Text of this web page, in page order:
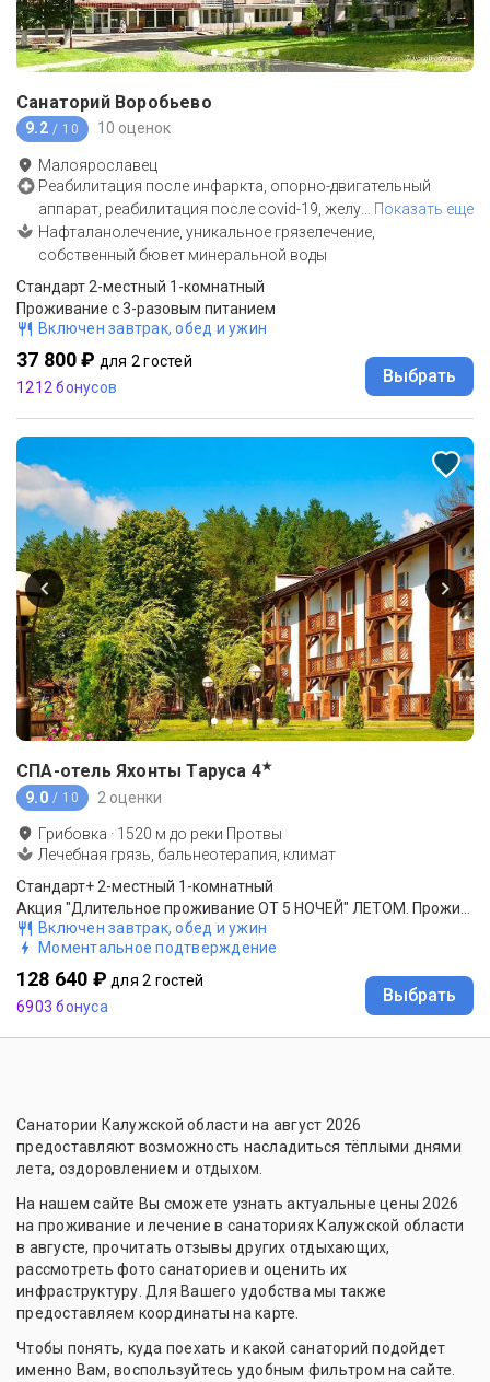
Санаторий Воробьево
9.2 / 10 10 оценок
Малоярославец
Реабилитация после инфаркта, опорно-двигательный
аппарат, реабилитация после covid-19, желу
Показать еще
Нафталанолечение, уникальное грязелечение,
собственный бювет минеральной воды
Стандарт 2-местный 1-комнатный
Проживание с 3-разовым питанием
Включен завтрак, обед и ужин
37 800 ₽ для 2 гостей
1212 бонусов
Выбрать
СПА-отель Яхонты Таруса 4★
9.0 / 10 2 оценки
Грибовка · 1520 м до реки Протвы
Лечебная грязь, бальнеотерапия, климат
Стандарт+ 2-местный 1-комнатный
Акция "Длительное проживание ОТ 5 НОЧЕЙ" ЛЕТОМ. Проживание, 3-разовое питание (шведскй стол), посещение Аквацентра, анимация, WI-FI, парковка
Включен завтрак, обед и ужин
Моментальное подтверждение
128 640 ₽ для 2 гостей
6903 бонуса
Выбрать
Санатории Калужской области на август 2026
предоставляют возможность насладиться тёплыми днями
лета, оздоровлением и отдыхом.
На нашем сайте Вы сможете узнать актуальные цены 2026
на проживание и лечение в санаториях Калужской области
в августе, прочитать отзывы других отдыхающих,
рассмотреть фото санаториев и оценить их
инфраструктуру. Для Вашего удобства мы также
предоставляем координаты на карте.
Чтобы понять, куда поехать и какой санаторий подойдет
именно Вам, воспользуйтесь удобным фильтром на сайте.